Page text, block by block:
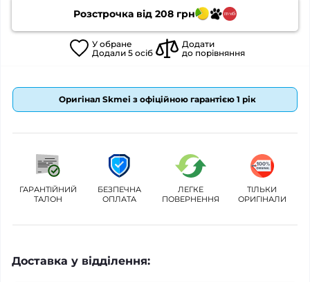
Розстрочка від 208 грн
У обране
Додали 5осіб
Додати
до порівняння
Оригінал Skmei з офіційною гарантією 1 рік
ГАРАНТІЙНИЙ
ТАЛОН
БЕЗПЕЧНА
ОПЛАТА
ЛЕГКЕ
ПОВЕРНЕННЯ
ТІЛЬКИ
ОРИГІНАЛИ
Доставка у відділення: